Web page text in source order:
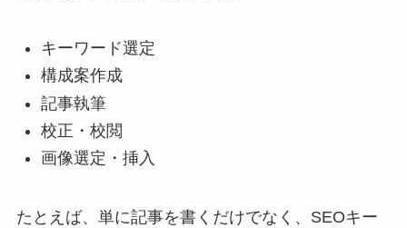
キーワード選定
構成案作成
記事執筆
校正・校閲
画像選定・挿入
たとえば、単に記事を書くだけでなく、SEOキー